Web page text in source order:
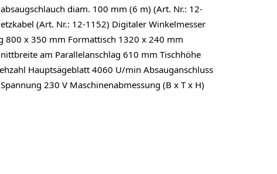
diam. 100 mm (6 m) (Art. Nr.: 12-
(Art. Nr.: 12-1152) Digitaler Winkelmesser
800 x 350 mm Formattisch 1320 x 240 mm
am Parallelanschlag 610 mm Tischhöhe
Hauptsägeblatt 4060 U/min Absauganschluss
230 V Maschinenabmessung (B x T x H)